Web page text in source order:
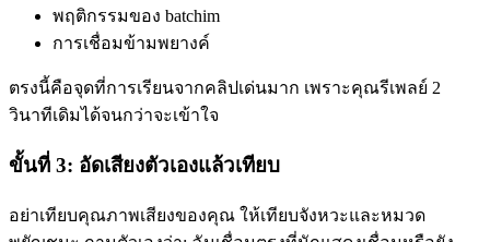
พฤติกรรมของ batchim
การเชื่อมข้ามพยางค์
ตรงนี้คือจุดที่การเรียนจากคลิปเด่นมาก เพราะคุณรีเพลย์ 2
วินาทีเดิมได้จนกว่าจะเข้าใจ
ขั้นที่ 3: อัดเสียงตัวเองแล้วเทียบ
อย่าเทียบคุณภาพเสียงของคุณ ให้เทียบจังหวะและหมวด